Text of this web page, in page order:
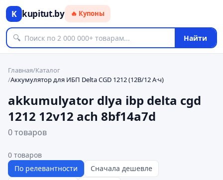
K kupitut.by 🔥 Купоны
🔍 Найти
Главная/Каталог
/Аккумулятор для ИБП Delta CGD 1212 (12В/12 А·ч)
akkumulyator dlya ibp delta cgd
1212 12v12 ach 8bf14a7d
0 товаров
0 товаров
По релевантности
Сначала дешевле